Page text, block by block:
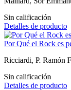
Sin calificación
Detalles de producto
Por Qué el Rock es
Ricciardi, P. Ramón
Sin calificación
Detalles de producto